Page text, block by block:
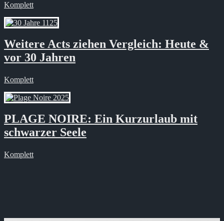
Komplett
Weitere Acts ziehen Vergleich: Heute &
vor 30 Jahren
Komplett
PLAGE NOIRE: Ein Kurzurlaub mit
schwarzer Seele
Komplett